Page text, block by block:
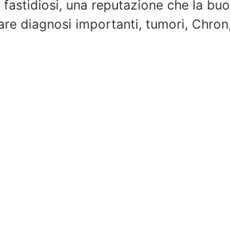
una reputazione che la
diagnosi importanti, tumori,